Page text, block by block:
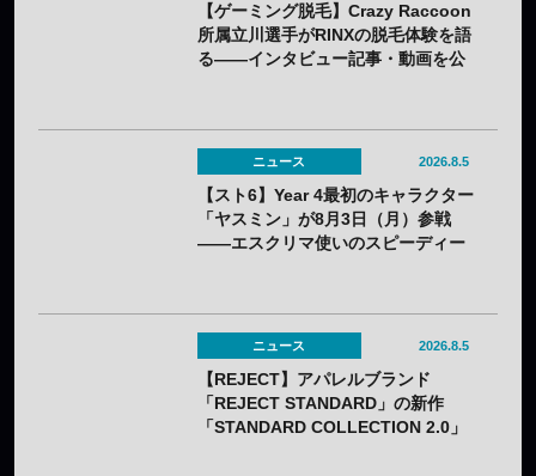
【ゲーミング脱毛】Crazy Raccoon
所属立川選手がRINXの脱毛体験を語
る——インタビュー記事・動画を公
ニュース 2026.8.5
【スト6】Year 4最初のキャラクター
「ヤスミン」が8月3日（月）参戦
——エスクリマ使いのスピーディー
ニュース 2026.8.5
【REJECT】アパレルブランド
「REJECT STANDARD」の新作
「STANDARD COLLECTION 2.0」